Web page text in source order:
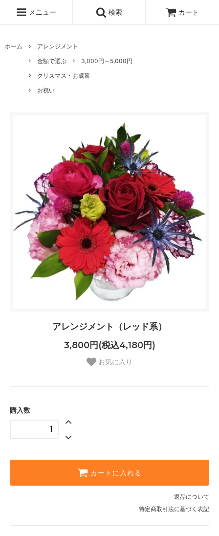
メニュー 検索 カート
ホーム
アレンジメント
金額で選ぶ
3,000円～5,000円
クリスマス・お歳暮
お祝い
アレンジメント（レッド系）
3,800円(税込4,180円)
お気に入り
購入数
カートに入れる
返品について
特定商取引法に基づく表記